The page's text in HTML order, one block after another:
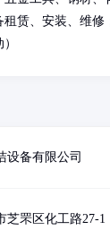
赁、安装、维
设备有限公司
芝罘区化工路27-1